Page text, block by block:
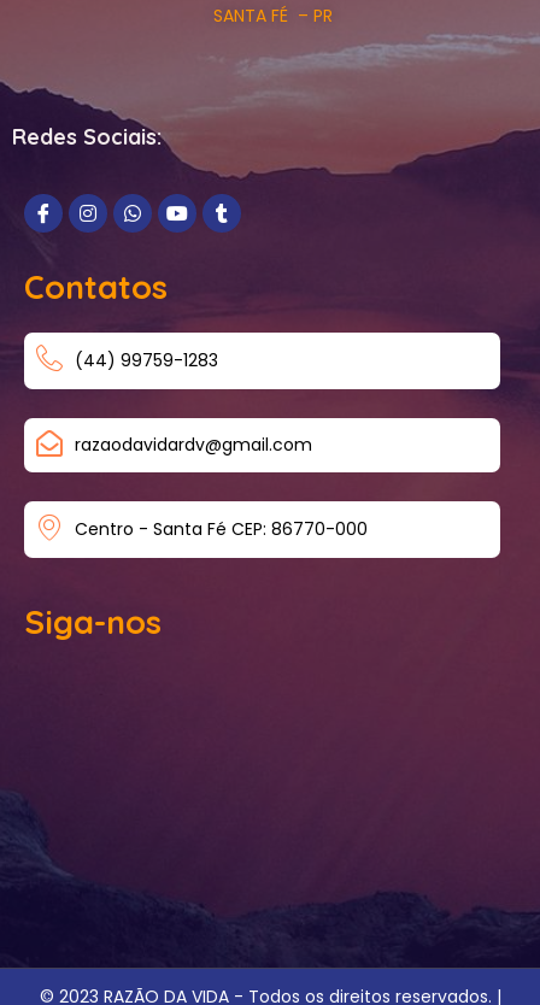
SANTA FÉ – PR
Redes Sociais:
Contatos
(44) 99759-1283
razaodavidardv@gmail.com
Centro - Santa Fé CEP: 86770-000
Siga-nos
© 2023 RAZÃO DA VIDA - Todos os direitos reservados. |